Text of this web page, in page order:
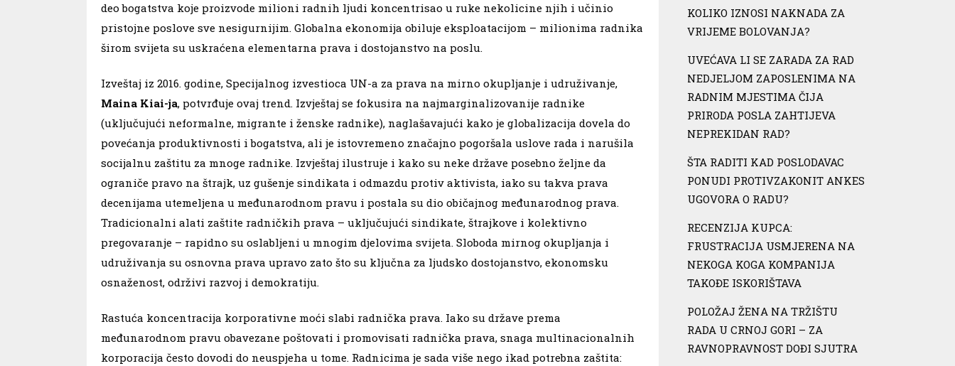
deo bogatstva koje proizvode milioni radnih ljudi koncentrisao u ruke nekolicine njih i učinio
pristojne poslove sve nesigurnijim. Globalna ekonomija obiluje eksploatacijom – milionima radnika
širom svijeta su uskraćena elementarna prava i dostojanstvo na poslu.
Izveštaj iz 2016. godine, Specijalnog izvestioca UN-a za prava na mirno okupljanje i udruživanje,
Maina Kiai-ja, potvrđuje ovaj trend. Izvještaj se fokusira na najmarginalizovanije radnike
(uključujući neformalne, migrante i ženske radnike), naglašavajući kako je globalizacija dovela do
povećanja produktivnosti i bogatstva, ali je istovremeno značajno pogoršala uslove rada i narušila
socijalnu zaštitu za mnoge radnike. Izvještaj ilustruje i kako su neke države posebno željne da
ograniče pravo na štrajk, uz gušenje sindikata i odmazdu protiv aktivista, iako su takva prava
decenijama utemeljena u međunarodnom pravu i postala su dio običajnog međunarodnog prava.
Tradicionalni alati zaštite radničkih prava – uključujući sindikate, štrajkove i kolektivno
pregovaranje – rapidno su oslabljeni u mnogim djelovima svijeta. Sloboda mirnog okupljanja i
udruživanja su osnovna prava upravo zato što su ključna za ljudsko dostojanstvo, ekonomsku
osnaženost, održivi razvoj i demokratiju.
Rastuća koncentracija korporativne moći slabi radnička prava. Iako su države prema
međunarodnom pravu obavezane poštovati i promovisati radnička prava, snaga multinacionalnih
korporacija često dovodi do neuspjeha u tome. Radnicima je sada više nego ikad potrebna zaštita:
KOLIKO IZNOSI NAKNADA ZA
VRIJEME BOLOVANJA?
UVEĆAVA LI SE ZARADA ZA RAD
NEDJELJOM ZAPOSLENIMA NA
RADNIM MJESTIMA ČIJA
PRIRODA POSLA ZAHTIJEVA
NEPREKIDAN RAD?
ŠTA RADITI KAD POSLODAVAC
PONUDI PROTIVZAKONIT ANKES
UGOVORA O RADU?
RECENZIJA KUPCA:
FRUSTRACIJA USMJERENA NA
NEKOGA KOGA KOMPANIJA
TAKOĐE ISKORIŠTAVA
POLOŽAJ ŽENA NA TRŽIŠTU
RADA U CRNOJ GORI – ZA
RAVNOPRAVNOST DOĐI SJUTRA